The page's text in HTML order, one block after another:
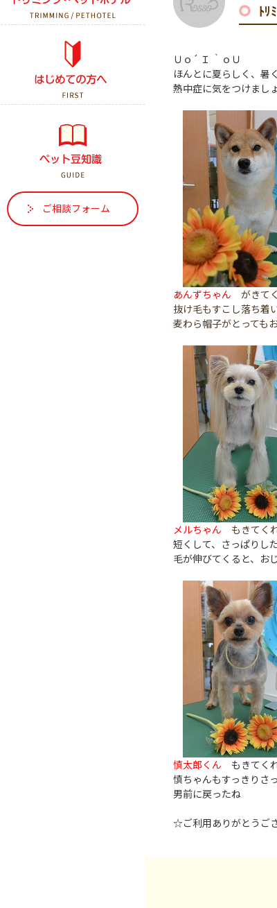
はじめて犬を飼う方へ
はじめて猫を飼う方へ
ご相談フォーム
ﾄﾘ
Ｕｏ´ Ｉ ｀ｏＵ
ほんとに夏らしく、暑
熱中症に気をつけまし
あんずちゃん がきて
抜け毛もすこし落ち着
麦わら帽子がとっても
メルちゃん もきてく
短くして、さっぱりし
毛が伸びてくると、お
慎太郎くん もきてく
慎ちゃんもすっきりさ
男前に戻ったね
☆ご利用ありがとうご